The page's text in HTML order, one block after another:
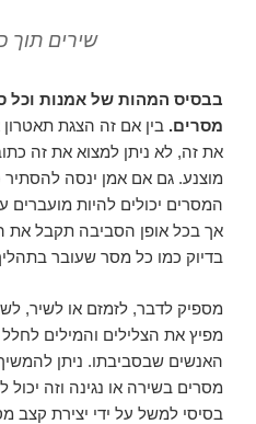
שירים תוך
בבסיס המהות של אמנות וכל
מסרים. בין אם זה הצגת תאטרון
את זה, לא ניתן למצוא את זה
מוצנע. גם אם אמן ינסה להסתיר
המסרים יכולים להיות מועברים
אך בכל אופן הסביבה תקבל את
בדיוק כמו כל מסר שעובר
מספיק לדבר, לזמזם או לשיר,
מפיץ את הצלילים והמילים לחלל
האנשים שבסביבתו. ניתן
מסרים בשירה או נגינה וזה יכול
בסיסי למשל על ידי יצירת קצב